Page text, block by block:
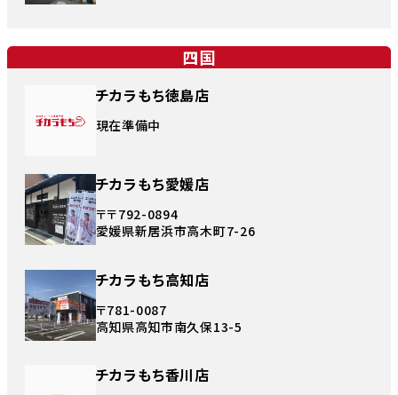
四国
チカラもち徳島店
現在準備中
チカラもち愛媛店
〒〒792-0894
愛媛県新居浜市高木町7-26
チカラもち高知店
〒781-0087
高知県高知市南久保13-5
チカラもち香川店